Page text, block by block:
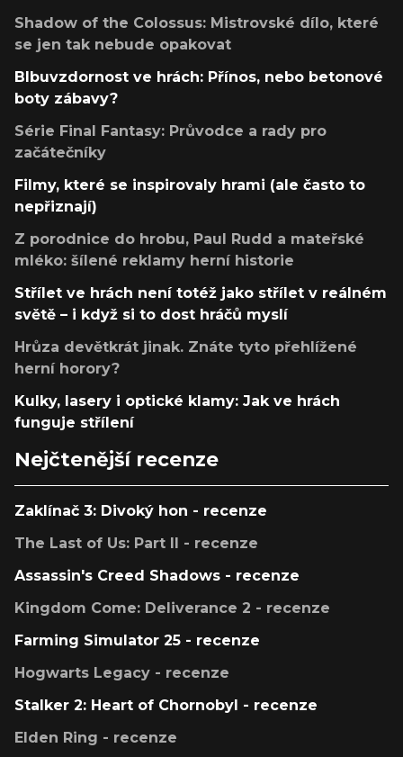
Shadow of the Colossus: Mistrovské dílo, které
se jen tak nebude opakovat
Blbuvzdornost ve hrách: Přínos, nebo betonové
boty zábavy?
Série Final Fantasy: Průvodce a rady pro
začátečníky
Filmy, které se inspirovaly hrami (ale často to
nepřiznají)
Z porodnice do hrobu, Paul Rudd a mateřské
mléko: šílené reklamy herní historie
Střílet ve hrách není totéž jako střílet v reálném
světě – i když si to dost hráčů myslí
Hrůza devětkrát jinak. Znáte tyto přehlížené
herní horory?
Kulky, lasery i optické klamy: Jak ve hrách
funguje střílení
Nejčtenější recenze
Zaklínač 3: Divoký hon - recenze
The Last of Us: Part II - recenze
Assassin's Creed Shadows - recenze
Kingdom Come: Deliverance 2 - recenze
Farming Simulator 25 - recenze
Hogwarts Legacy - recenze
Stalker 2: Heart of Chornobyl - recenze
Elden Ring - recenze